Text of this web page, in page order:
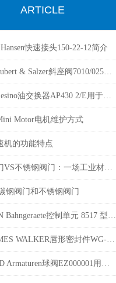
ARTICLE
快速接头150-22-12简介
德国Schubert & Salzer斜座阀7010/025V1H200(4059544)用于食品行业
意大利Sesino油交换器AP430 2/E用于包装行业
Motor电机维护方式
机的功能特点
碳钢阀门VS不锈钢阀门：一场工业材料的“较量”
钢阀门和不锈钢阀门
德国ESN Bahngeraete控制单元 8517 型用于桅杆式分离器等设备的电源控制
德国JAMES WALKER唇形密封件WG-020306适用于齿轮箱旋转任务工厂现货
德国END Armaturen球阀EZ000001用于工业制造行业使用现货